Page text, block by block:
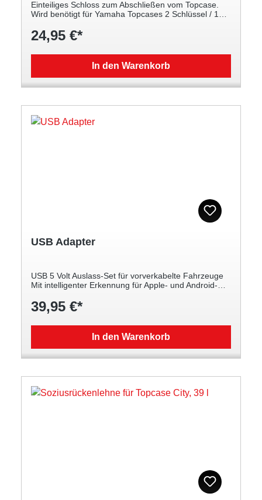
Einteiliges Schloss zum Abschließen vom Topcase.
Wird benötigt für Yamaha Topcases 2 Schlüssel / 1
24,95 €*
In den Warenkorb
USB Adapter
USB 5 Volt Auslass-Set für vorverkabelte Fahrzeuge
Mit intelligenter Erkennung für Apple- und Android-
Kurzschluss und hohe Temperaturen abgesichert Mit
75-cm-Kabel mit Zugentlastung und Anschluss für
von Smartphone und ähnlichen Geräten
39,95 €*
In den Warenkorb